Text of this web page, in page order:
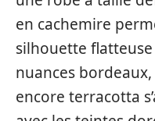
en cachemire
silhouette
nuances
encore terracotta